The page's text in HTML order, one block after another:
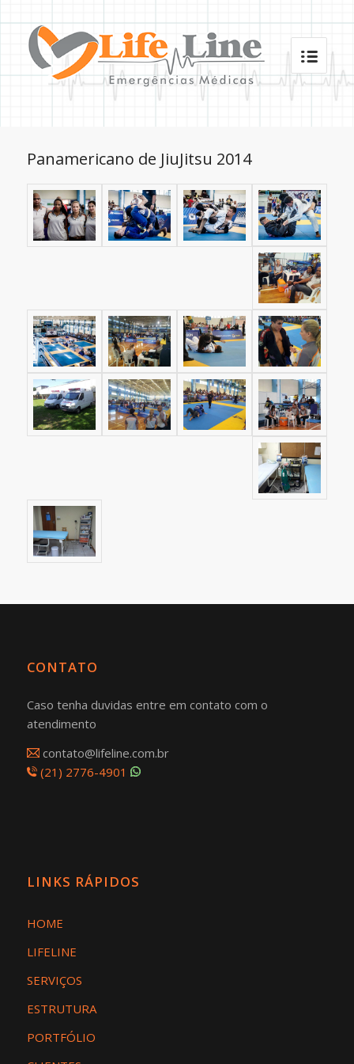
Panamericano de JiuJitsu 2014
CONTATO
Caso tenha duvidas entre em contato com o
atendimento
contato@lifeline.com.br
(21) 2776-4901
LINKS RÁPIDOS
HOME
LIFELINE
SERVIÇOS
ESTRUTURA
PORTFÓLIO